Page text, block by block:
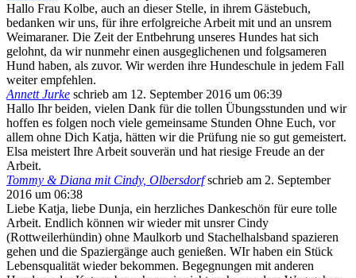
Hallo Frau Kolbe, auch an dieser Stelle, in ihrem Gästebuch,
bedanken wir uns, für ihre erfolgreiche Arbeit mit und an unsrem
Weimaraner. Die Zeit der Entbehrung unseres Hundes hat sich
gelohnt, da wir nunmehr einen ausgeglichenen und folgsameren
Hund haben, als zuvor. Wir werden ihre Hundeschule in jedem Fall
weiter empfehlen.
Annett Jurke schrieb am 12. September 2016 um 06:39
Hallo Ihr beiden, vielen Dank für die tollen Übungsstunden und wir
hoffen es folgen noch viele gemeinsame Stunden Ohne Euch, vor
allem ohne Dich Katja, hätten wir die Prüfung nie so gut gemeistert.
Elsa meistert Ihre Arbeit souverän und hat riesige Freude an der
Arbeit.
Tommy & Diana mit Cindy, Olbersdorf schrieb am 2. September
2016 um 06:38
Liebe Katja, liebe Dunja, ein herzliches Dankeschön für eure tolle
Arbeit. Endlich können wir wieder mit unsrer Cindy
(Rottweilerhündin) ohne Maulkorb und Stachelhalsband spazieren
gehen und die Spaziergänge auch genießen. WIr haben ein Stück
Lebensqualität wieder bekommen. Begegnungen mit anderen